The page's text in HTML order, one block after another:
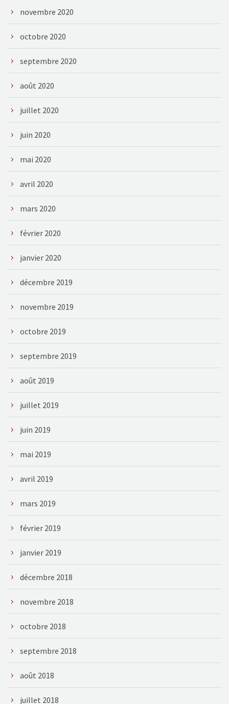
novembre 2020
octobre 2020
septembre 2020
août 2020
juillet 2020
juin 2020
mai 2020
avril 2020
mars 2020
février 2020
janvier 2020
décembre 2019
novembre 2019
octobre 2019
septembre 2019
août 2019
juillet 2019
juin 2019
mai 2019
avril 2019
mars 2019
février 2019
janvier 2019
décembre 2018
novembre 2018
octobre 2018
septembre 2018
août 2018
juillet 2018